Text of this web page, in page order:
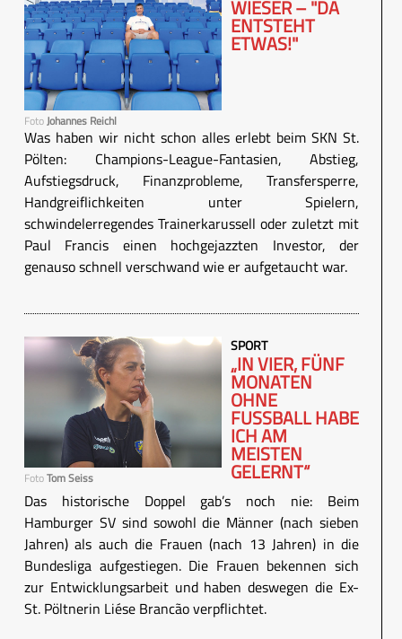
FotoJohannes Reichl
WIESER – "DA
ENTSTEHT
ETWAS!"
Was haben wir nicht schon alles erlebt beim SKN St.
Pölten: Champions-League-Fantasien, Abstieg,
Aufstiegsdruck, Finanzprobleme, Transfersperre,
Handgreiflichkeiten unter Spielern,
schwindelerregendes Trainerkarussell oder zuletzt mit
Paul Francis einen hochgejazzten Investor, der
genauso schnell verschwand wie er aufgetaucht war.
FotoTom Seiss
SPORT
„IN VIER, FÜNF
MONATEN
OHNE
FUSSBALL HABE I
CH AM M
EISTEN G
ELERNT“
Das historische Doppel gab’s noch nie: Beim
Hamburger SV sind sowohl die Männer (nach sieben
Jahren) als auch die Frauen (nach 13 Jahren) in die
Bundesliga aufgestiegen. Die Frauen bekennen sich
zur Entwicklungsarbeit und haben deswegen die Ex-
St. Pöltnerin Liése Brancão verpflichtet.